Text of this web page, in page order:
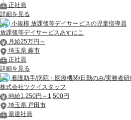
正社員
詳細を見る
小規模 放課後等デイサービスの児童指導員
放課後等デイサービスあすにこ
月給25万円～
埼玉県 蕨市
正社員
詳細を見る
看護助手/病院・医療機関/日勤のみ/実務者
株式会社ツクイスタッフ
時給1,250円～1,500円
埼玉県 戸田市
派遣社員